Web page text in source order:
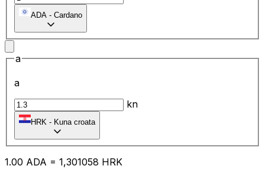
ADA - Cardano
a
a
kn
HRK - Kuna croata
1.00 ADA = 1,301058 HRK